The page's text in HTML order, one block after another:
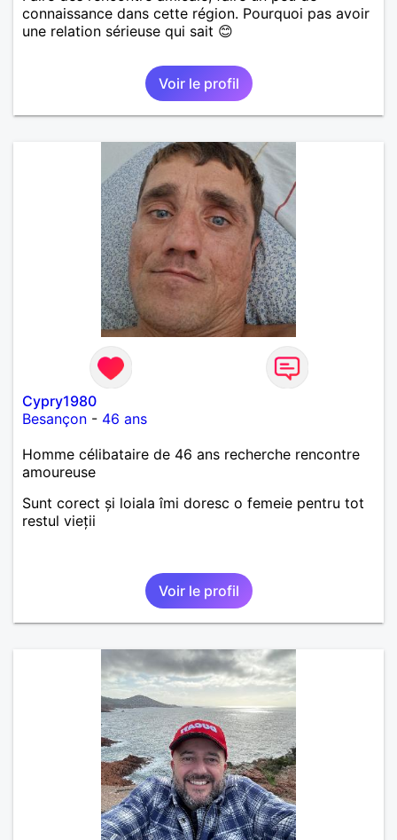
connaissance dans cette région. Pourquoi pas avoir
une relation sérieuse qui sait 😊
Voir le profil
Cypry1980
Besançon - 46 ans
Homme célibataire de 46 ans recherche rencontre
amoureuse
Sunt corect și loiala îmi doresc o femeie pentru tot
restul vieții
Voir le profil